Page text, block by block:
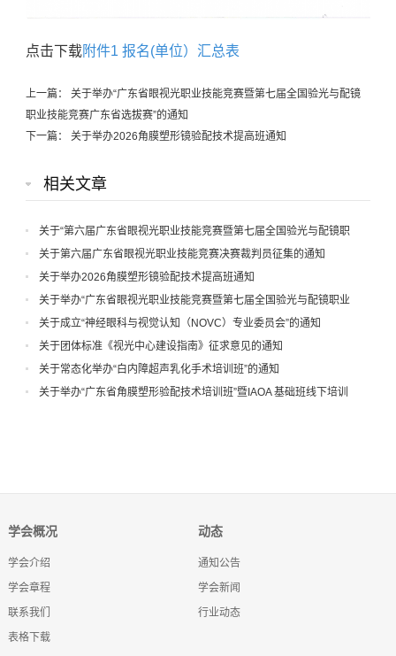
点击下载附件1 报名(单位）汇总表
上一篇： 关于举办“广东省眼视光职业技能竞赛暨第七届全国验光与配镜
职业技能竞赛广东省选拔赛”的通知
下一篇： 关于举办2026角膜塑形镜验配技术提高班通知
相关文章
关于“第六届广东省眼视光职业技能竞赛暨第七届全国验光与配镜职
业技能竞赛广东省选拔赛”日期更改的通知
关于第六届广东省眼视光职业技能竞赛决赛裁判员征集的通知
关于举办2026角膜塑形镜验配技术提高班通知
关于举办“广东省眼视光职业技能竞赛暨第七届全国验光与配镜职业
技能竞赛广东省选拔赛”的通知
关于成立“神经眼科与视觉认知（NOVC）专业委员会”的通知
关于团体标准《视光中心建设指南》征求意见的通知
关于常态化举办“白内障超声乳化手术培训班”的通知
关于举办“广东省角膜塑形验配技术培训班”暨IAOA 基础班线下培训
学会概况
学会介绍
学会章程
联系我们
表格下载
动态
通知公告
学会新闻
行业动态